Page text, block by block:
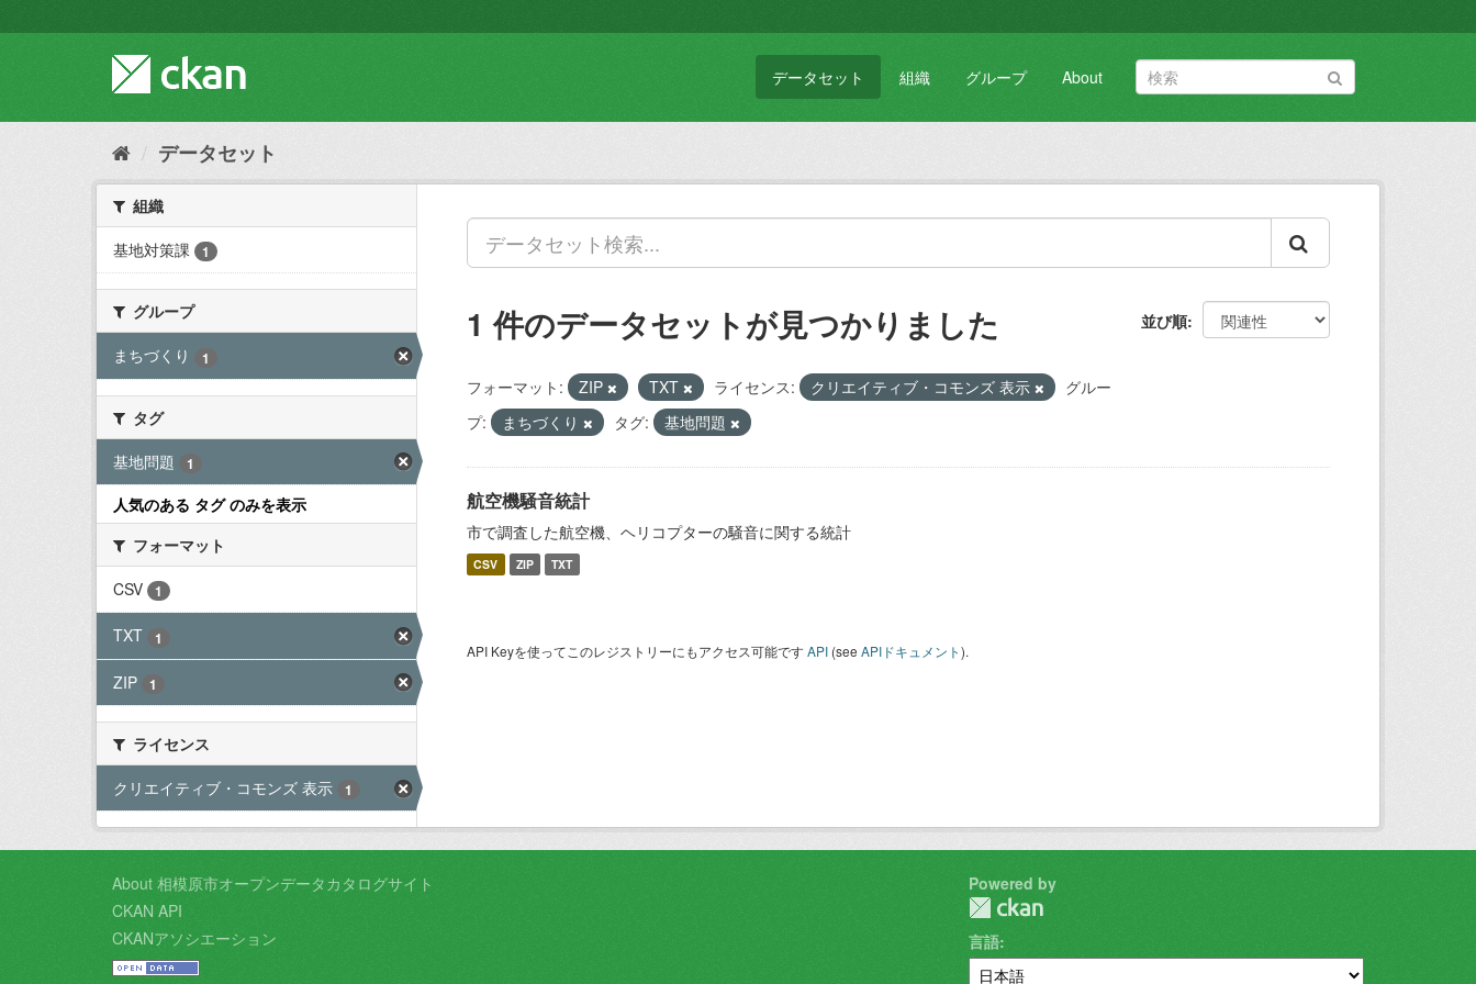
キ
て
データセット 組織 グループ About
データセット
組織
基地対策課
1
グループ
まちづくり
1
タグ
基地問題
1
人気のある タグ のみを表示
フォーマット
CSV
1
TXT 1
ZIP 1
ライセンス
クリエイティブ・コモンズ 表示
1
並び順
1 件のデータセットが見つかりました
フォーマット: ZIP TXT ライセンス: クリエイティブ・コモンズ 表示
グルー
プ:
まちづくり タグ: 基地問題
航空機騒音統計
市で調査した航空機、ヘリコプターの騒音に関する統計
CSV ZIP TXT
API Keyを使ってこのレジストリーにもアクセス可能ですAPI (see APIドキュメント).
About 相模原市オープンデータカタログサイト
CKAN API
CKANアソシエーション
Powered by
言語